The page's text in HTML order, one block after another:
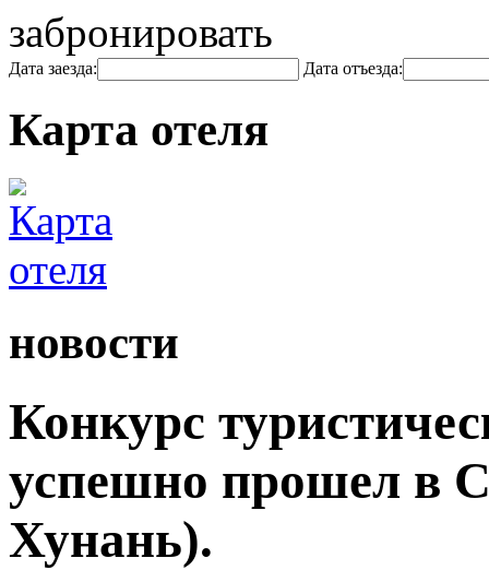
забронировать
Дата заезда: Дата отъезда:
Карта отеля
новости
Конкурс
успешно прошел в
Хунань).